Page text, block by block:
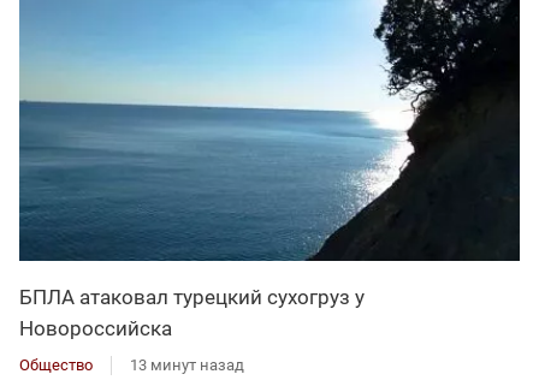
БПЛА атаковал турецкий сухогруз у
Новороссийска
Общество 13 минут назад